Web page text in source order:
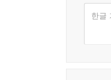
한글